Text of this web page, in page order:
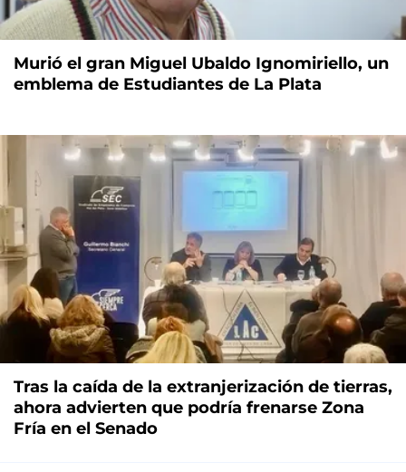
Murió el gran Miguel Ubaldo Ignomiriello, un
emblema de Estudiantes de La Plata
Tras la caída de la extranjerización de tierras,
ahora advierten que podría frenarse Zona
Fría en el Senado